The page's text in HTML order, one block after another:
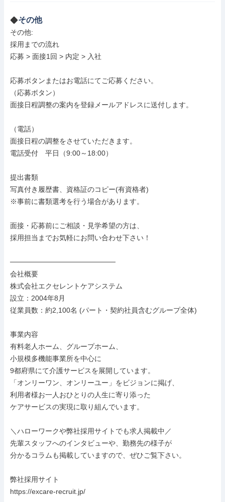
その他
その他:
採用までの流れ
応募 > 面接1回 > 内定 > 入社
応募ボタンまたはお電話にてご応募ください。
（応募ボタン）
面接日程調整の案内を登録メールアドレスに送付します。
（電話）
面接日程の調整をさせていただきます。
電話受付　平日（9:00～18:00）
提出書類
写真付き履歴書、資格証のコピー(有資格者)
※事前に書類選考を行う場合があります。
面接・応募前にご相談・見学希望の方は、
採用担当までお気軽にお問い合わせ下さい！
─────────────────────
会社概要
株式会社エクセレントケアシステム
設立：2004年8月
従業員数：約2,100名 (パート・契約社員含むグループ全体)
事業内容
有料老人ホーム、グループホーム、
小規模多機能事業所を中心に
9都府県にて介護サービスを展開しています。
「オンリーワン、オンリーユー」をビジョンに掲げ、
利用者様お一人おひとりの人生に寄り添った
ケアサービスの実現に取り組んでいます。
＼ハローワークや弊社採用サイトでも求人掲載中／
先輩スタッフへのインタビューや、勤務先の様子が
分かるコラムも掲載していますので、ぜひご覧下さい。
弊社採用サイト
https://excare-recruit.jp/